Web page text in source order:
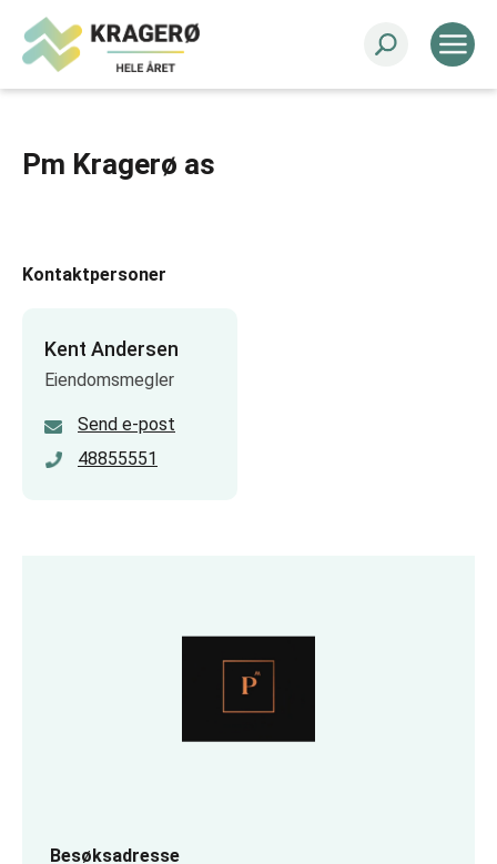
Pm Kragerø as
Kontaktpersoner
Kent Andersen
Eiendomsmegler
Send e-post
48855551
Besøksadresse